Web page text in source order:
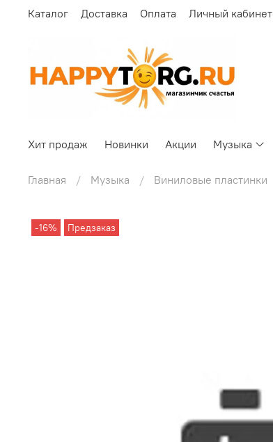
Каталог Доставка Оплата Личный кабинет
Хит продаж Новинки Акции Музыка
Главная Музыка Виниловые пластинки
-16% Предзаказ